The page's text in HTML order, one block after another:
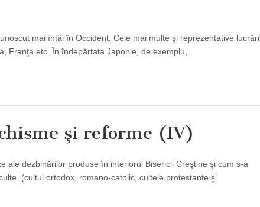
mai întâi în Occident. Cele mai multe şi reprezentative lucrări
Franţa etc. În îndepărtata Japonie, de exemplu,…
şi reforme (IV)
ale dezbinărilor produse în interiorul Bisericii Creştine şi cum s-a
(cultul ortodox, romano-catolic, cultele protestante şi